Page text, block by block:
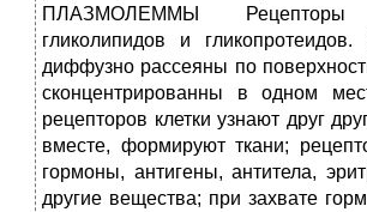
ПЛАЗМОЛЕММЫ
гликолипидов и
диффузно рассеяны по
сконцентрированны в одном
рецепторов клетки узнают друг
вместе, формируют ткани;
гормоны, антигены, антитела,
другие вещества; при захвате